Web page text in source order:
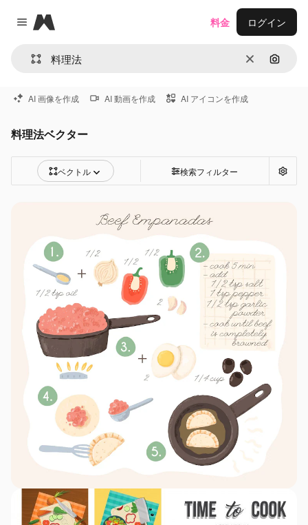
Close menu
Magnific
消去 画像で
料金 ログイン
AI 画像を作成 AI 動画を作成 AI アイコンを作成
料理法ベクター
ベクトル 検索フィルター